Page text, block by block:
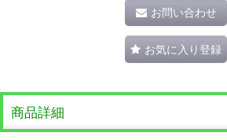
お問い合わせ
お気に入り登録
商品詳細